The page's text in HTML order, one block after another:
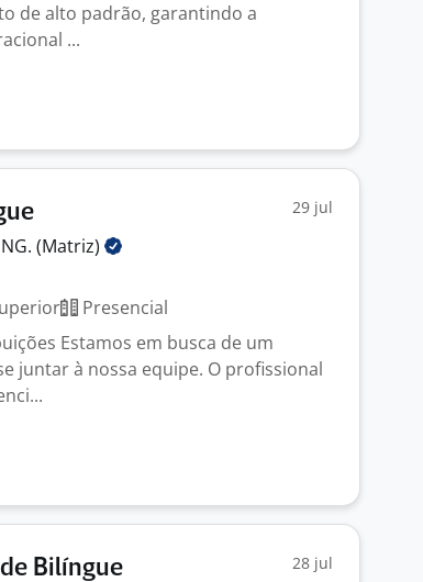
de alto padrão, garantindo a
...
29 jul
(Matriz)
Presencial
Estamos em busca de um
juntar à nossa equipe. O profissional
Bilíngue 28 jul